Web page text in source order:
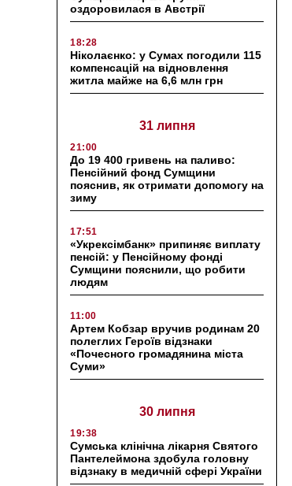
оздоровилася в Австрії
18:28
Ніколаєнко: у Сумах погодили 115
компенсацій на відновлення
житла майже на 6,6 млн грн
31 липня
21:00
До 19 400 гривень на паливо:
Пенсійний фонд Сумщини
пояснив, як отримати допомогу на
зиму
17:51
«Укрексімбанк» припиняє виплату
пенсій: у Пенсійному фонді
Сумщини пояснили, що робити
людям
11:00
Артем Кобзар вручив родинам 20
полеглих Героїв відзнаки
«Почесного громадянина міста
Суми»
30 липня
19:38
Сумська клінічна лікарня Святого
Пантелеймона здобула головну
відзнаку в медичній сфері України